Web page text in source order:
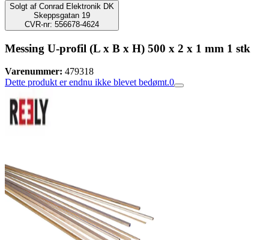
Solgt af Conrad Elektronik DK
Skeppsgatan 19
CVR-nr: 556678-4624
Messing U-profil (L x B x H) 500 x 2 x 1 mm 1 stk
Varenummer: 479318
Dette produkt er endnu ikke blevet bedømt.0